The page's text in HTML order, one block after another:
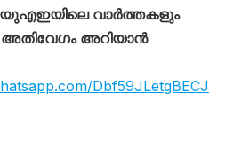
വാർത്തകളും
അറിയാൻ
Dbf59JLetgBECJ